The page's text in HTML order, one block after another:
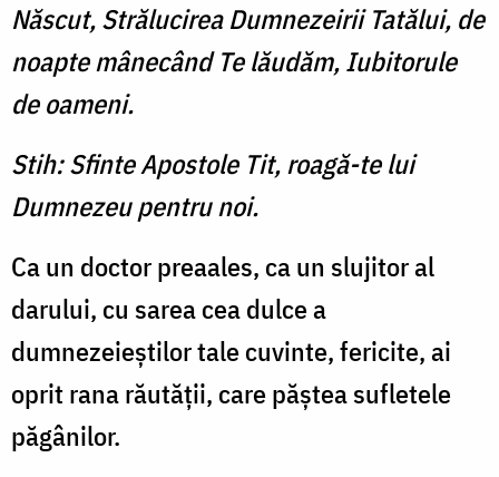
Născut, Strălucirea Dumnezeirii Tatălui, de
noapte mânecând Te lăudăm, Iubitorule
de oameni.
Stih: Sfinte Apostole Tit, roagă-te lui
Dumnezeu pentru noi.
Ca un doctor preaales, ca un slujitor al
darului, cu sarea cea dulce a
dumnezeieştilor tale cuvinte, fericite, ai
oprit rana răutăţii, care păştea sufletele
păgânilor.